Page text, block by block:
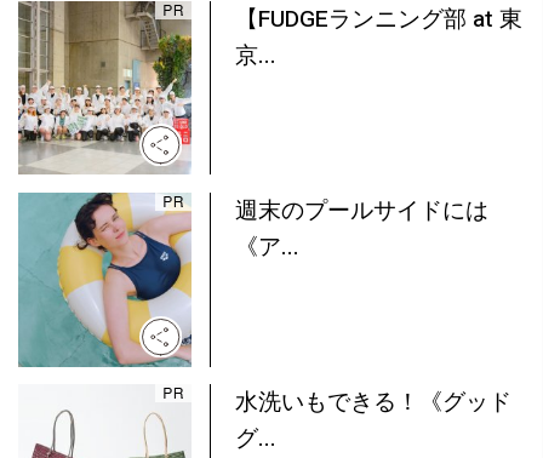
【FUDGEランニング部 at 東
京...
週末のプールサイドには
《ア...
水洗いもできる！《グッド
グ...